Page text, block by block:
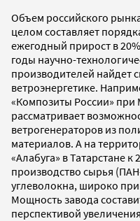
Объем российского
целом составляет
ежегодный прирост в
годы научно-
производителей найдет
ветроэнергетике.
«Композиты России» при
рассматривает
ветрогенераторов из
материалов. А на
«Алабуга» в Татарстане к
производство сырья
углеволокна, широко
Мощность завода
перспективой